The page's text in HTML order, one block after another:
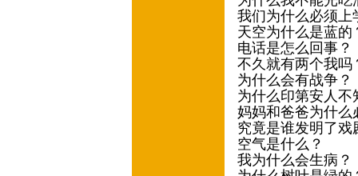
我们为什么必
天空为什么是
电话是怎么回
不久就有两个
为什么会有战
为什么印第安人
妈妈和爸爸为什
究竟是谁发明
空气是什么
我为什么会生